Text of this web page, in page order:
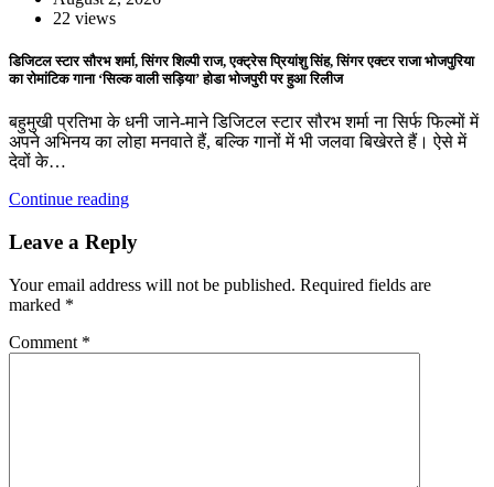
22 views
डिजिटल स्टार सौरभ शर्मा, सिंगर शिल्पी राज, एक्ट्रेस प्रियांशु सिंह, सिंगर एक्टर राजा भोजपुरिया
का रोमांटिक गाना ‘सिल्क वाली सड़िया’ होडा भोजपुरी पर हुआ रिलीज
बहुमुखी प्रतिभा के धनी जाने-माने डिजिटल स्टार सौरभ शर्मा ना सिर्फ फिल्मों में
अपने अभिनय का लोहा मनवाते हैं, बल्कि गानों में भी जलवा बिखेरते हैं। ऐसे में
देवों के…
Continue reading
Leave a Reply
Your email address will not be published. Required fields are
marked *
Comment *